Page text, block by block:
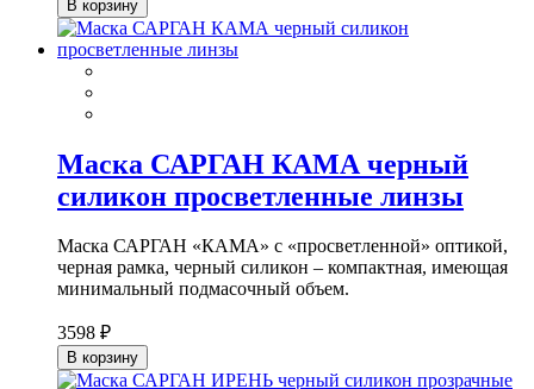
В корзину
Маска САРГАН КАМА черный
силикон просветленные линзы
Маска САРГАН «КАМА» с «просветленной» оптикой,
черная рамка, черный силикон – компактная, имеющая
минимальный подмасочный объем.
3598 ₽
В корзину